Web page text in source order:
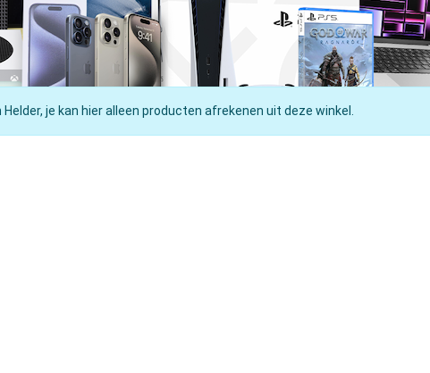
je kan hier alleen producten afrekenen uit deze winkel.